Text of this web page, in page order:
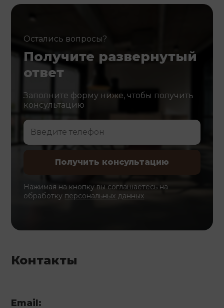
Остались вопросы?
Получите развернутый
ответ
Заполните форму ниже, чтобы получить
консультацию
Нажимая на кнопку вы соглашаетесь на
обработку персональных данных
Контакты
Email: